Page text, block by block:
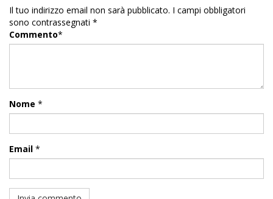
Il tuo indirizzo email non sarà pubblicato. I campi obbligatori
sono contrassegnati *
Commento*
Nome *
Email *